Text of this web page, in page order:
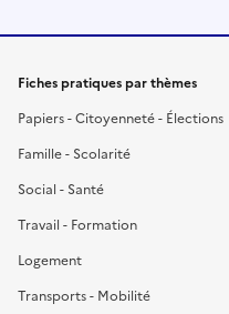
Fiches pratiques par thèmes
Papiers - Citoyenneté - Élections
Famille - Scolarité
Social - Santé
Travail - Formation
Logement
Transports - Mobilité